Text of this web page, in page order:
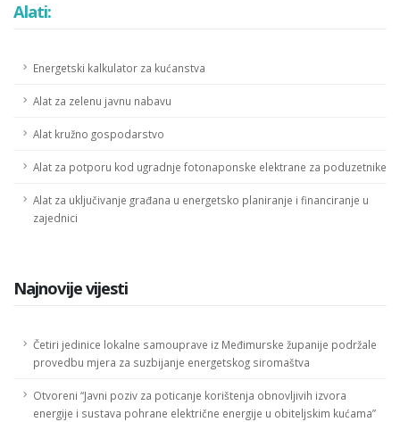
Alati:
Energetski kalkulator za kućanstva
Alat za zelenu javnu nabavu
Alat kružno gospodarstvo
Alat za potporu kod ugradnje fotonaponske elektrane za poduzetnike
Alat za uključivanje građana u energetsko planiranje i financiranje u
zajednici
Najnovije vijesti
Četiri jedinice lokalne samouprave iz Međimurske županije podržale
provedbu mjera za suzbijanje energetskog siromaštva
Otvoreni “Javni poziv za poticanje korištenja obnovljivih izvora
energije i sustava pohrane električne energije u obiteljskim kućama”